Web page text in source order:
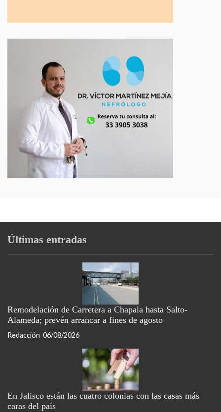
Últimas entradas
Remodelación de Carretera a Chapala hasta Salto-
Alameda; prevén arrancar a fines de agosto
Redacción 06/08/2026
En Jalisco están las cuatro colonias con las casas más
caras del país